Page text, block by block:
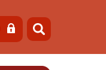
Buscar
Buscar